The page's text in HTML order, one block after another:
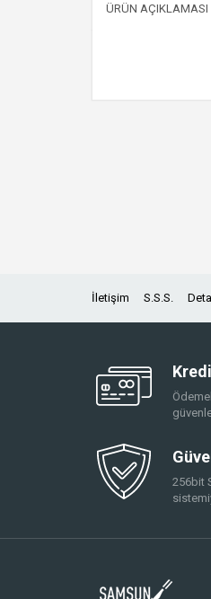
ÜRÜN AÇIKLAMASI
İletişim S.S.S.
256bit